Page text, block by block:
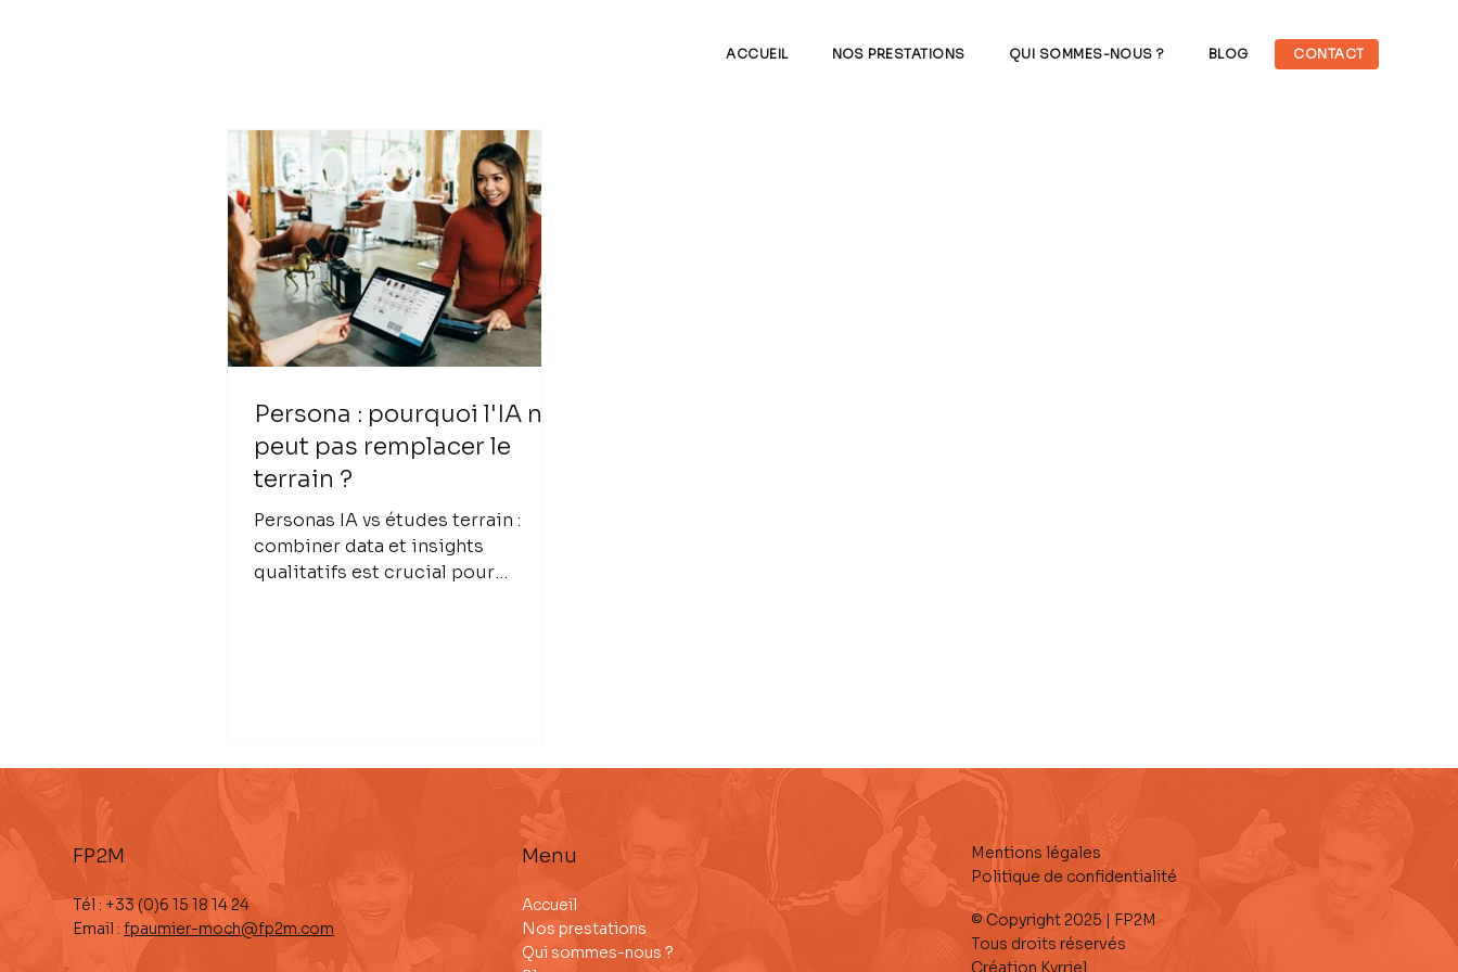
ACCUEIL NOS PRESTATIONS QUI SOMMES-NOUS ? BLOG CONTACT
Persona : pourquoi l'IA ne
peut pas remplacer le
terrain ?
Personas IA vs études terrain :
combiner data et insights
qualitatifs est crucial pour
FP2M
Tél : +33 (0)6 15 18 14 24
Email :fpaumier-moch@fp2m.com
Menu
Accueil
Nos prestations
Qui sommes-nous ?
Mentions légales
Politique de confidentialité
© Copyright 2025 | FP2M
Tous droits réservés
Création Kyrriel